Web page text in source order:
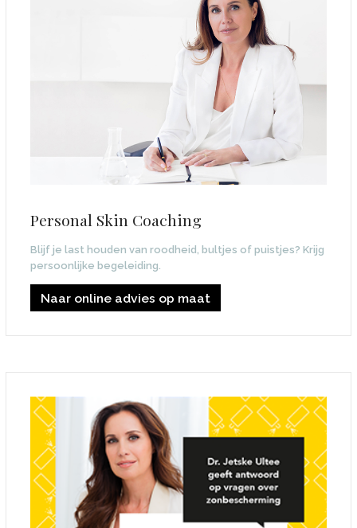
Personal Skin Coaching
Blijf je last houden van roodheid, bultjes of puistjes? Krijg
persoonlijke begeleiding.
Naar online advies op maat